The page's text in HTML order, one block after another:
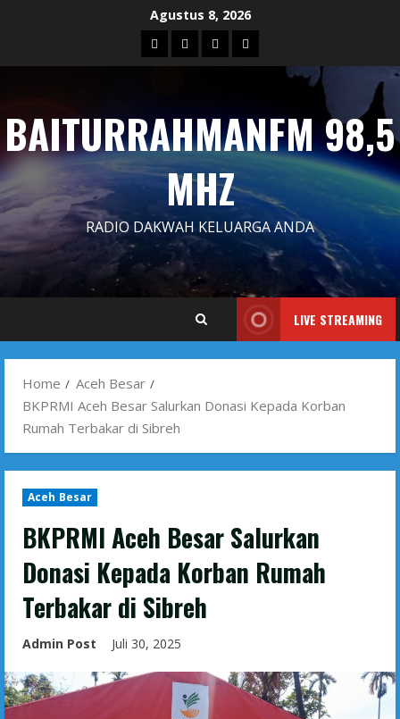
Agustus 8, 2026
Blog Contact
Us
Dengarkan
Siaran
Iklan
BAITURRAHMANFM 98,5
MHZ
RADIO DAKWAH KELUARGA ANDA
LIVE STREAMING
Home
Aceh Besar
BKPRMI Aceh Besar Salurkan Donasi Kepada Korban
Rumah Terbakar di Sibreh
Aceh Besar
BKPRMI Aceh Besar Salurkan
Donasi Kepada Korban Rumah
Terbakar di Sibreh
Admin Post Juli 30, 2025